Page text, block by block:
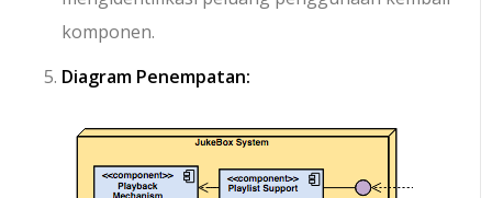
komponen.
Diagram Penempatan: